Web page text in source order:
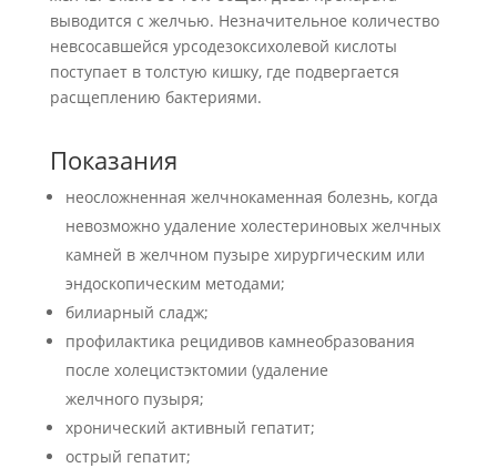
выводится с желчью. Незначительное количество
невсосавшейся урсодезоксихолевой кислоты
поступает в толстую кишку, где подвергается
расщеплению бактериями.
Показания
неосложненная желчнокаменная болезнь, когда
невозможно удаление холестериновых желчных
камней в желчном пузыре хирургическим или
эндоскопическим методами;
билиарный сладж;
профилактика рецидивов камнеобразования
после холецистэктомии (удаление
желчного пузыря;
хронический активный гепатит;
острый гепатит;